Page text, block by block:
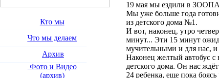
Кто мы
Что мы делаем
Архив
Фото и Видео
(архив)
19 мая мы ездили в
Мы уже больше года
из детского дома №1.
И вот, наконец, утро
минут... Эти 15 минут
мучительными и для нас, и
Наконец желтый автобус
детского дома. Он нас
24 ребенка, еще пока